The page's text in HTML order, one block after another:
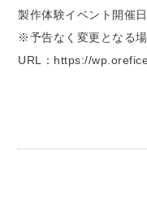
製作体験イベント開催
※予告なく変更となる
URL：https://